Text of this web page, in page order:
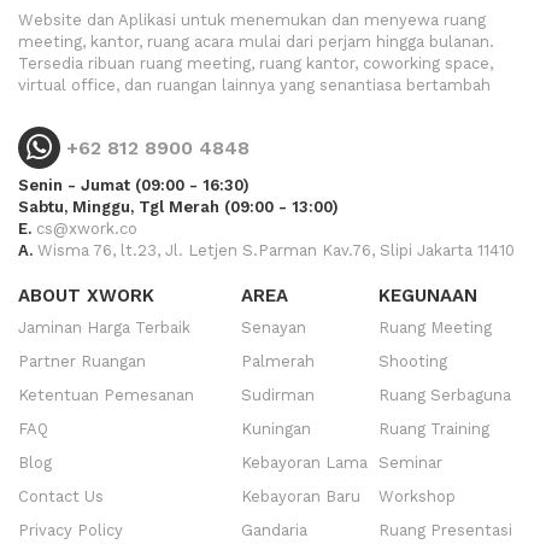
Website dan Aplikasi untuk menemukan dan menyewa ruang
meeting, kantor, ruang acara mulai dari perjam hingga bulanan.
Tersedia ribuan ruang meeting, ruang kantor, coworking space,
virtual office, dan ruangan lainnya yang senantiasa bertambah
+62 812 8900 4848
Senin - Jumat (09:00 - 16:30)
Sabtu, Minggu, Tgl Merah (09:00 - 13:00)
E. cs@xwork.co
A. Wisma 76, lt.23, Jl. Letjen S.Parman Kav.76, Slipi Jakarta 11410
ABOUT XWORK
Jaminan Harga Terbaik
Partner Ruangan
Ketentuan Pemesanan
FAQ
Blog
Contact Us
Privacy Policy
AREA
Senayan
Palmerah
Sudirman
Kuningan
Kebayoran Lama
Kebayoran Baru
Gandaria
KEGUNAAN
Ruang Meeting
Shooting
Ruang Serbaguna
Ruang Training
Seminar
Workshop
Ruang Presentasi